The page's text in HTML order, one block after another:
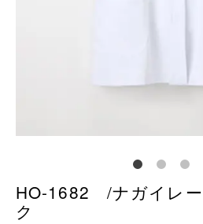
HO-1682 /ナガイレ
ク